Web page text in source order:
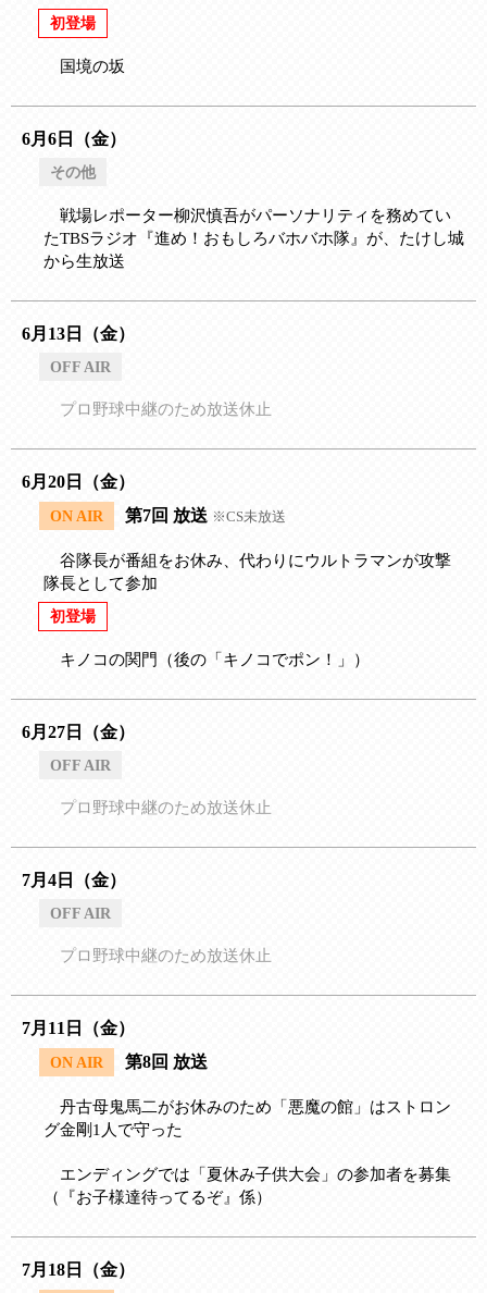
初登場
国境の坂
6月6日（金）
その他
戦場レポーター柳沢慎吾がパーソナリティを務めてい
たTBSラジオ『進め！おもしろバホバホ隊』が、たけし城
から生放送
6月13日（金）
OFF AIR
プロ野球中継のため放送休止
6月20日（金）
ON AIR 第7回 放送 ※CS未放送
谷隊長が番組をお休み、代わりにウルトラマンが攻撃
隊長として参加
初登場
キノコの関門（後の「キノコでポン！」）
6月27日（金）
OFF AIR
プロ野球中継のため放送休止
7月4日（金）
OFF AIR
プロ野球中継のため放送休止
7月11日（金）
ON AIR 第8回 放送
丹古母鬼馬二がお休みのため「悪魔の館」はストロン
グ金剛1人で守った
エンディングでは「夏休み子供大会」の参加者を募集
（『お子様達待ってるぞ』係）
7月18日（金）